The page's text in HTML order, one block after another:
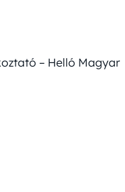
– Helló Magyar